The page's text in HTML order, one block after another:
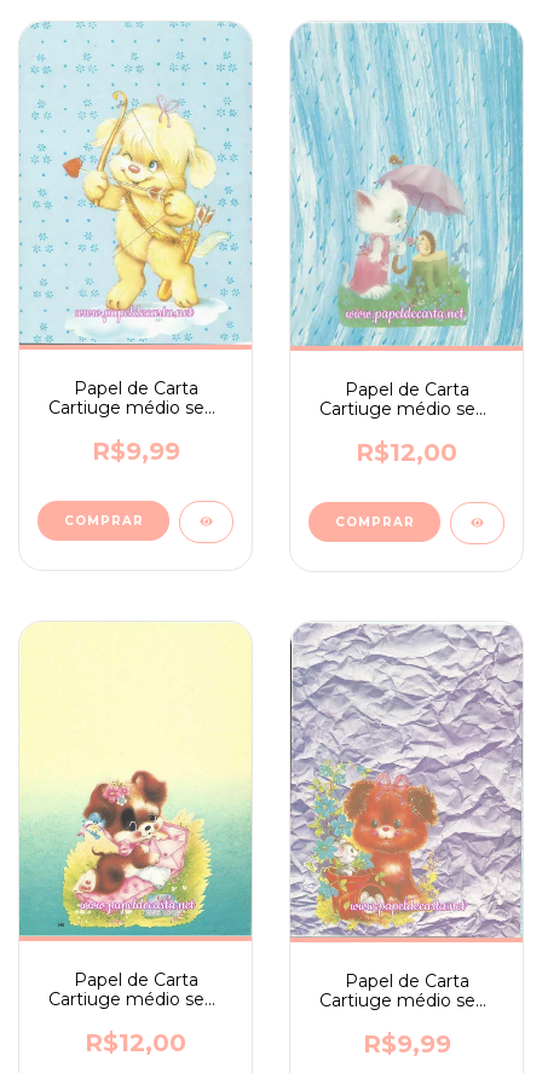
Papel de Carta
Cartiuge médio sem
R$9,99
Papel de Carta
Cartiuge médio sem
R$12,00
Papel de Carta
Cartiuge médio sem
R$12,00
Papel de Carta
Cartiuge médio sem
R$9,99